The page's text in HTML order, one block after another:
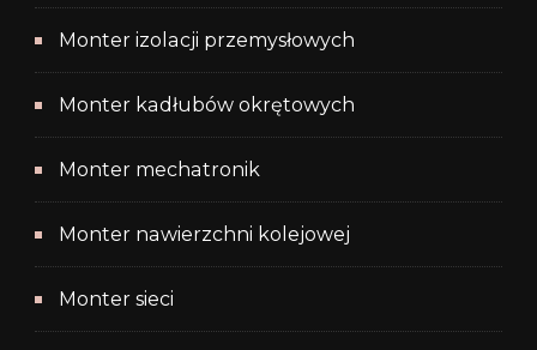
Monter izolacji przemysłowych
Monter kadłubów okrętowych
Monter mechatronik
Monter nawierzchni kolejowej
Monter sieci